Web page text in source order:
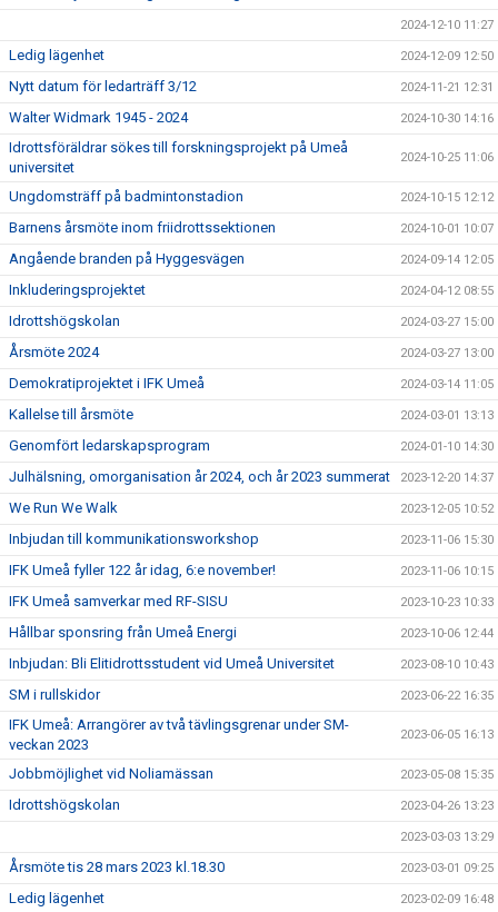
2024-12-10 11:27
Ledig lägenhet 2024-12-09 12:50
Nytt datum för ledarträff 3/12 2024-11-21 12:31
Walter Widmark 1945 - 2024 2024-10-30 14:16
Idrottsföräldrar sökes till forskningsprojekt på Umeå
universitet
2024-10-25 11:06
Ungdomsträff på badmintonstadion 2024-10-15 12:12
Barnens årsmöte inom friidrottssektionen 2024-10-01 10:07
Angående branden på Hyggesvägen 2024-09-14 12:05
Inkluderingsprojektet 2024-04-12 08:55
Idrottshögskolan 2024-03-27 15:00
Årsmöte 2024 2024-03-27 13:00
Demokratiprojektet i IFK Umeå 2024-03-14 11:05
Kallelse till årsmöte 2024-03-01 13:13
Genomfört ledarskapsprogram 2024-01-10 14:30
Julhälsning, omorganisation år 2024, och år 2023 summerat 2023-12-20 14:37
We Run We Walk 2023-12-05 10:52
Inbjudan till kommunikationsworkshop 2023-11-06 15:30
IFK Umeå fyller 122 år idag, 6:e november! 2023-11-06 10:15
IFK Umeå samverkar med RF-SISU 2023-10-23 10:33
Hållbar sponsring från Umeå Energi 2023-10-06 12:44
Inbjudan: Bli Elitidrottsstudent vid Umeå Universitet 2023-08-10 10:43
SM i rullskidor 2023-06-22 16:35
IFK Umeå: Arrangörer av två tävlingsgrenar under SM-
veckan 2023
2023-06-05 16:13
Jobbmöjlighet vid Noliamässan 2023-05-08 15:35
Idrottshögskolan 2023-04-26 13:23
2023-03-03 13:29
Årsmöte tis 28 mars 2023 kl.18.30 2023-03-01 09:25
Ledig lägenhet 2023-02-09 16:48